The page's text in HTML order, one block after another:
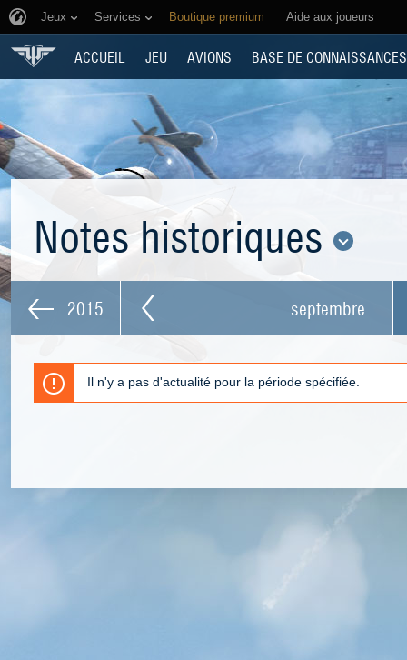
Jeux Services Boutique premium Aide aux joueurs
ACCUEIL JEU AVIONS BASE DE CONNAISSANCES
Notes historiques
2015 septembre
Il n'y a pas d'actualité pour la période spécifiée.